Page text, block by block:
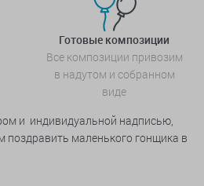
Готовые композиции
Все композиции привозим
в надутом и собранном
виде
и индивидуальной надписью,
поздравить маленького гонщика в